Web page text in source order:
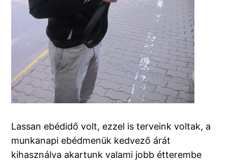
Lassan ebédidő volt, ezzel is terveink voltak, a
munkanapi ebédmenük kedvező árát
kihasználva akartunk valami jobb étterembe